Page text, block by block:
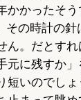
かかったそ
その時計の
ん。だとす
元に残すか」
短いのでし